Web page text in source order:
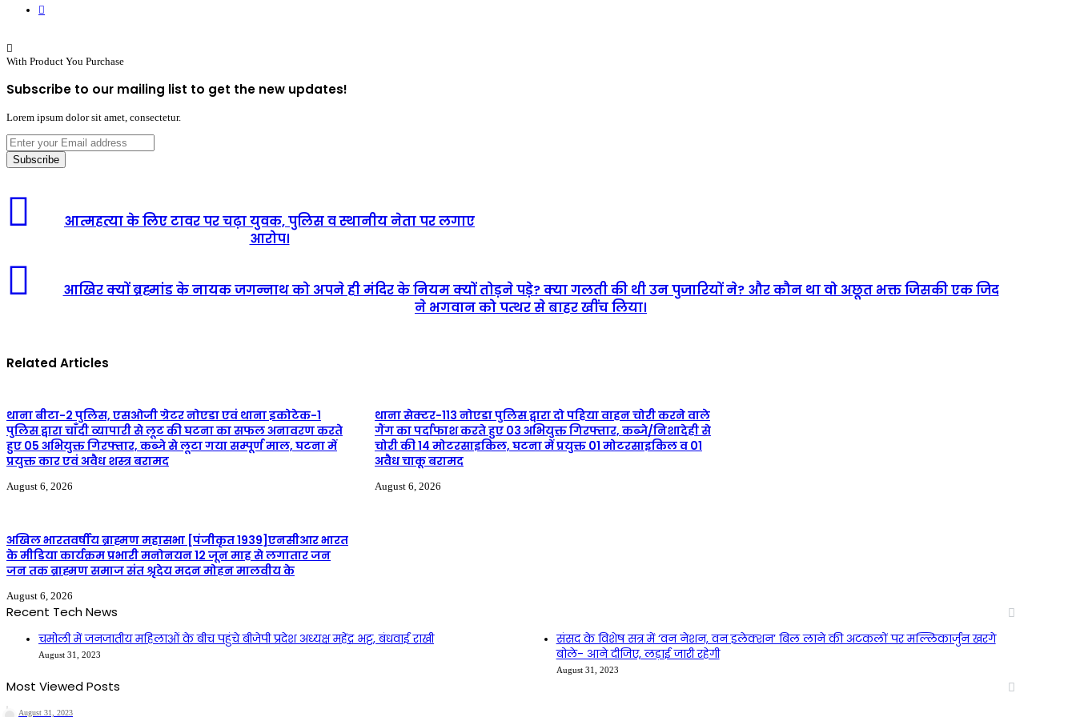
With Product You Purchase
Subscribe to our mailing list to get the new updates!
Lorem ipsum dolor sit amet, consectetur.
Enter
your
Email
आत्महत्या के लिए टावर पर चढ़ा युवक, पुलिस व स्थानीय नेता पर लगाए
आरोप।
आखिर क्यों ब्रह्मांड के नायक जगन्नाथ को अपने ही मंदिर के नियम क्यों तोड़ने पड़े? क्या गलती की थी उन पुजारियों ने? और कौन था वो अछूत भक्त जिसकी एक जिद
ने भगवान को पत्थर से बाहर खींच लिया।
Related Articles
थाना बीटा-2 पुलिस, एसओजी ग्रेटर नोएडा एवं थाना इकोटेक-1
पुलिस द्वारा चाँदी व्यापारी से लूट की घटना का सफल अनावरण करते
हुए 05 अभियुक्त गिरफ्तार, कब्जे से लूटा गया सम्पूर्ण माल, घटना में
प्रयुक्त कार एवं अवैध शस्त्र बरामद
August 6, 2026
थाना सेक्टर-113 नोएडा पुलिस द्वारा दो पहिया वाहन चोरी करने वाले
गैंग का पर्दाफाश करते हुए 03 अभियुक्त गिरफ्तार, कब्जे/निशादेही से
चोरी की 14 मोटरसाइकिल, घटना में प्रयुक्त 01 मोटरसाइकिल व 01
अवैध चाकू बरामद
August 6, 2026
अखिल भारतवर्षीय ब्राह्मण महासभा [पंजीकृत 1939]एनसीआर भारत
के मीडिया कार्यक्रम प्रभारी मनोनयन 12 जून माह से लगातार जन
जन तक ब्राह्मण समाज संत श्रृदेय मदन मोहन मालवीय के
August 6, 2026
Recent Tech News
चमोली में जनजातीय महिलाओं के बीच पहुंचे बीजेपी प्रदेश अध्यक्ष महेंद्र भट्ट, बंधवाई राखी
August 31, 2023
संसद के विशेष सत्र में ‘वन नेशन, वन इलेक्शन’ बिल लाने की अटकलों पर मल्लिकार्जुन खरगे
बोले- आने दीजिए, लड़ाई जारी रहेगी
August 31, 2023
Most Viewed Posts
August 31, 2023